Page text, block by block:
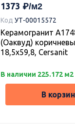
1373
Код УТ-00015572
Керамогранит
(Оаквуд)
18,5х59,8, Cersanit
В наличии 225.172 м2
В